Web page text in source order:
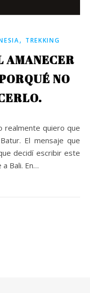
, TREKKING
AMANECER
NO
El mensaje que
decidí escribir este
Bali. En…